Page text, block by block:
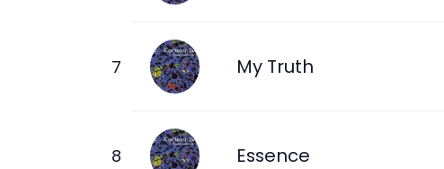
My Truth
Essence